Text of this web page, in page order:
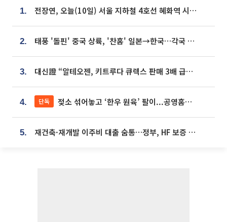
1. 전장연, 오늘(10일) 서울 지하철 4호선 혜화역 시위…1호선 용산역 무정차
2. 태풍 '돌핀' 중국 상륙, '찬홈' 일본→한국…각국 기상청 예상 경로는?
3. 대신證 “알테오젠, 키트루다 큐렉스 판매 3배 급증…목표가 41만원 상향”
4. 단독 젖소 섞어놓고 ‘한우 원육’ 팔이...공영홈쇼핑 표기·검증 구멍
5. 재건축·재개발 이주비 대출 숨통…정부, HF 보증 신설 추진